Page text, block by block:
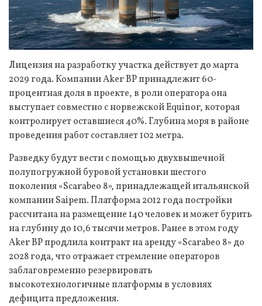
Лицензия на разработку участка действует до марта
2029 года. Компании Aker BP принадлежит 60-
процентная доля в проекте, в роли оператора она
выступает совместно с норвежской Equinor, которая
контролирует оставшиеся 40%. Глубина моря в районе
проведения работ составляет 102 метра.
Разведку будут вести с помощью двухвышечной
полупогружной буровой установки шестого
поколения «Scarabeo 8», принадлежащей итальянской
компании Saipem. Платформа 2012 года постройки
рассчитана на размещение 140 человек и может бурить
на глубину до 10,6 тысячи метров. Ранее в этом году
Aker BP продлила контракт на аренду «Scarabeo 8» до
2028 года, что отражает стремление операторов
заблаговременно резервировать
высокотехнологичные платформы в условиях
дефицита предложения.